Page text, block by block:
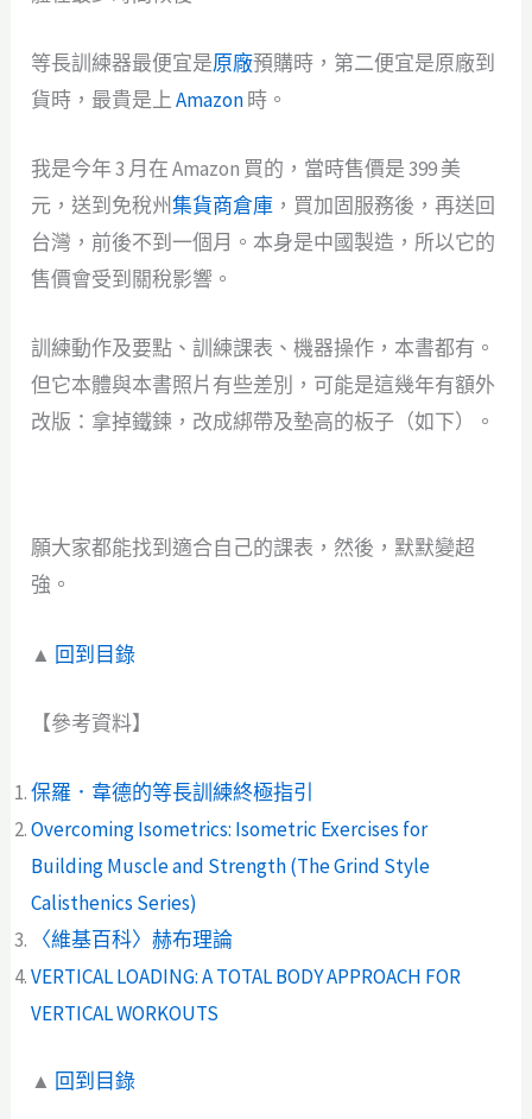
等長訓練器最便宜是原廠預購時，第二便宜是原廠到
貨時，最貴是上Amazon時。
我是今年 3 月在 Amazon 買的，當時售價是 399 美
元，送到免稅州集貨商倉庫 ，買加固服務後，再送回
台灣，前後不到一個月。本身是中國製造，所以它的
售價會受到關稅影響。
訓練動作及要點、訓練課表、機器操作，本書都有。
但它本體與本書照片有些差別，可能是這幾年有額外
改版：拿掉鐵鍊，改成綁帶及墊高的板子（如下）。
願大家都能找到適合自己的課表，然後，默默變超
強。
▲ 回到目錄
【參考資料】
保羅．韋德的等長訓練終極指引
Overcoming Isometrics: Isometric Exercises for
Building Muscle and Strength (The Grind Style
Calisthenics Series)
〈維基百科〉赫布理論
VERTICAL LOADING: A TOTAL BODY APPROACH FOR
VERTICAL WORKOUTS
▲ 回到目錄